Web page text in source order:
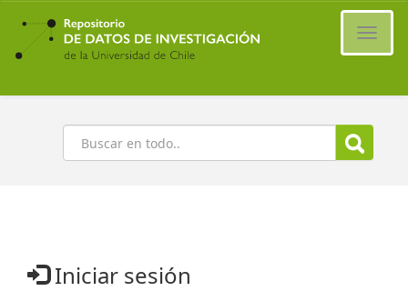
Ir
contenido
principal
Buscar
Iniciar sesión